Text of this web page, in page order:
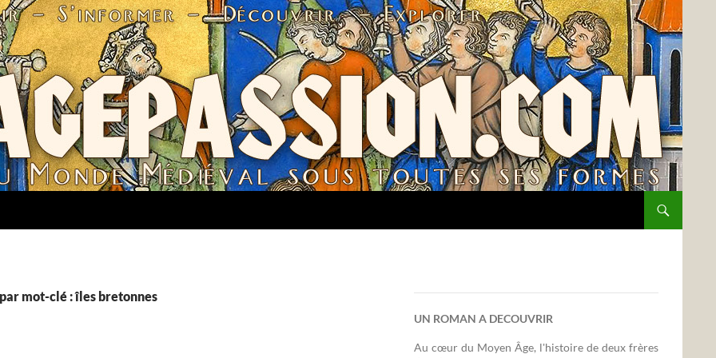
mot-clé : îles bretonnes
UN ROMAN A DECOUVRIR
Au cœur du Moyen Âge, l'histoire de deux frères